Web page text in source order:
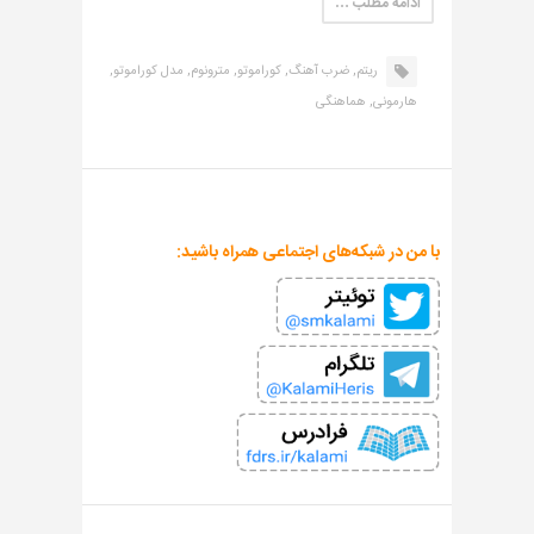
ریتم,ضرب آهنگ,کوراموتو, مترونوم, مدل کوراموتو,
هارمونی, هماهنگی
با من در شبکه‌های اجتماعی همراه باشید: